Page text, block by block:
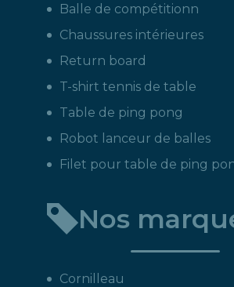
Balle de compétitionn
Chaussures intérieures
Return board
T-shirt tennis de table
Table de ping pong
Robot lanceur de balles
Filet pour table de ping
Nos
Cornilleau